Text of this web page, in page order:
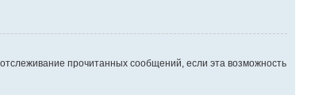
прочитанных сообщений, если эта возможность